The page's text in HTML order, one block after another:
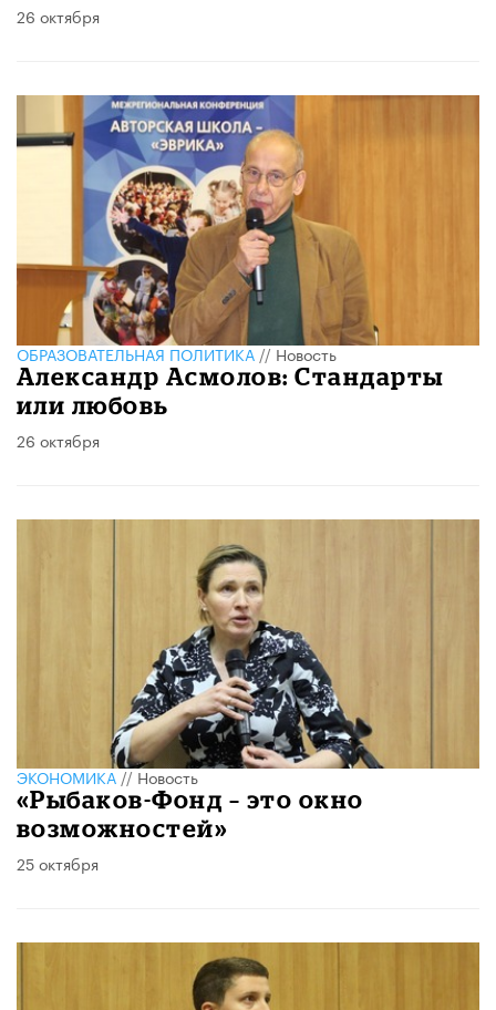
26 октября
ОБРАЗОВАТЕЛЬНАЯ ПОЛИТИКА//Новость
Александр Асмолов: Стандарты
или любовь
26 октября
ЭКОНОМИКА//Новость
«Рыбаков-Фонд – это окно
возможностей»
25 октября